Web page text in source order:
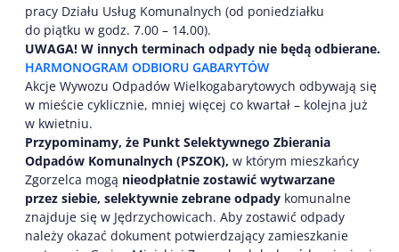
pracy Działu Usług Komunalnych (od poniedziałku
do piątku w godz. 7.00 – 14.00).
UWAGA! W innych terminach odpady nie będą odbierane.
HARMONOGRAM ODBIORU GABARYTÓW
Akcje Wywozu Odpadów Wielkogabarytowych odbywają się
w mieście cyklicznie, mniej więcej co kwartał – kolejna już
w kwietniu.
Przypominamy, że Punkt Selektywnego Zbierania
Odpadów Komunalnych (PSZOK), w którym mieszkańcy
Zgorzelca mogą nieodpłatnie zostawić wytwarzane
przez siebie, selektywnie zebrane odpady komunalne
znajduje się w Jędrzychowicach. Aby zostawić odpady
należy okazać dokument potwierdzający zamieszkanie